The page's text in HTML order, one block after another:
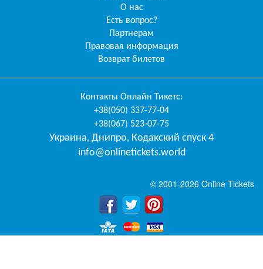
О нас
Есть вопрос?
Партнерам
Правовая информация
Возврат билетов
Контакты Онлайн Тикетс:
+38(050) 337-77-04
+38(067) 523-07-75
Украина, Днипро, Кодакский спуск 4
info@onlinetickets.world
© 2001-2026 Online Tickets